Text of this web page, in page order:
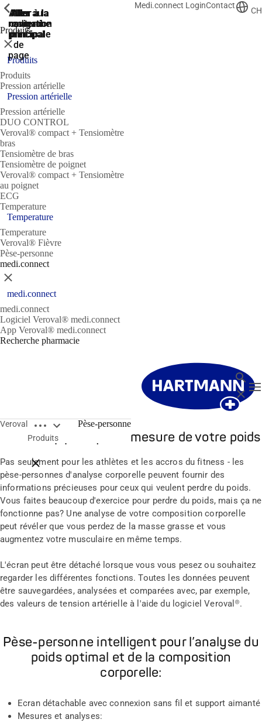
Aller à la
recherche
Aller à la
navigation
principale
Aller à la
navigation
principale
Aller au
contenu
principal
Aller
au
pied
de
page
Medi.connect LoginContact
CH
Produits
ShowPrevious
Fermer
Produits
Produits
Pression artérielle
ShowPrevious
Pression artérielle
Pression artérielle
DUO CONTROL
Veroval® compact + Tensiomètre
bras
Tensiomètre de bras
Tensiomètre de poignet
Veroval® compact + Tensiomètre
au poignet
ECG
Temperature
ShowPrevious
Temperature
Temperature
Veroval® Fièvre
Pèse-personne
medi.connect
ShowPrevious
Fermer
medi.connect
medi.connect
Logiciel Veroval® medi.connect
App Veroval® medi.connect
Recherche pharmacie
Fermer
Veroval Open breadcrumbs
Close breadcrumbs
Produits
Pèse-personne
Beaucoup plus que la mesure de votre poids
Pas seulement pour les athlètes et les accros du fitness - les
pèse-personnes d'analyse corporelle peuvent fournir des
informations précieuses pour ceux qui veulent perdre du poids.
Vous faites beaucoup d'exercice pour perdre du poids, mais ça ne
fonctionne pas? Une analyse de votre composition corporelle
peut révéler que vous perdez de la masse grasse et vous
augmentez votre musculaire en même temps.
L'écran peut être détaché lorsque vous vous pesez ou souhaitez
regarder les différentes fonctions. Toutes les données peuvent
être sauvegardées, analysées et comparées avec, par exemple,
des valeurs de tension artérielle à l'aide du logiciel Veroval®.
Pèse-personne intelligent pour l’analyse du
poids optimal et de la composition
corporelle:
Ecran détachable avec connexion sans fil et support aimanté
Mesures et analyses: